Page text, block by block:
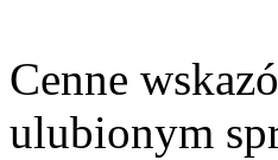
Cenne
ulubionym